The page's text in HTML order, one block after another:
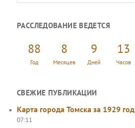
о
с
РАССЛЕДОВАНИЕ ВЕДЕТСЯ
88
Год
8
Месяцев
9
Дней
13
Часов
СВЕЖИЕ ПУБЛИКАЦИИ
Карта города Томска за 1929 год
07:11